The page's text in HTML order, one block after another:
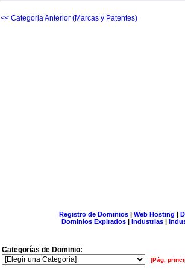
<< Categoria Anterior (Marcas y Patentes)
Registro de Dominios| Web Hosting |
Dominios Expirados | Industrias |
Categorías de Dominio:
[Pág.